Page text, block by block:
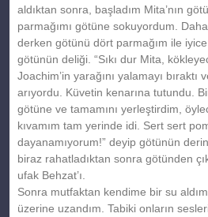
aldıktan sonra, başladım Mita’nın
parmağımı götüne sokuyordum.
derken götünü dört parmağım ile iyice
götünün deliği. “Sıkı dur Mita,
Joachim’in yarağını yalamayı
arıyordu. Küvetin kenarına tutundu.
götüne ve tamamını yerleştirdim,
kıvamım tam yerinde idi. Sert sert
dayanamıyorum!” deyip götünün
biraz rahatladıktan sonra götünden
ufak Behzat’ı.
Sonra mutfaktan kendime bir su
üzerine uzandım. Tabiki onların